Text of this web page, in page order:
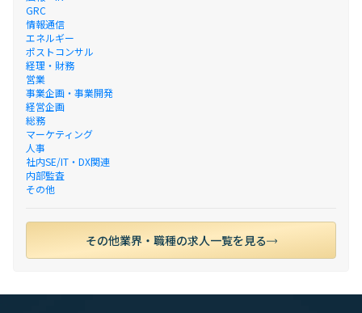
GRC
情報通信
エネルギー
ポストコンサル
経理・財務
営業
事業企画・事業開発
経営企画
総務
マーケティング
人事
社内SE/IT・DX関連
内部監査
その他
その他業界・職種の求人一覧を見る